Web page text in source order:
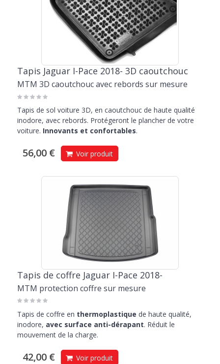
Tapis Jaguar I-Pace 2018- 3D caoutchouc
MTM 3D caoutchouc avec rebords sur mesure
Tapis de sol voiture 3D, en caoutchouc de haute qualité
inodore, avec rebords. Protégeront le plancher de votre
voiture. Innovants et confortables.
56,00 € Voir produit
Tapis de coffre Jaguar I-Pace 2018-
MTM protection coffre sur mesure
Tapis de coffre en thermoplastique de haute qualité,
inodore, avec surface anti-dérapant. Réduit le
mouvement de la charge.
42,00 € Voir produit